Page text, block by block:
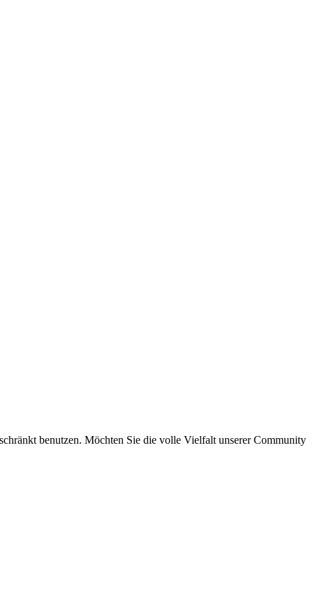
benutzen. Möchten Sie die volle Vielfalt unserer Community